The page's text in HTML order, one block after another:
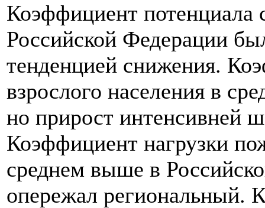
Коэффициент потенциала
Российской Федерации
тенденцией снижения.
взрослого населения в
но прирост интенсивней
Коэффициент нагрузки
среднем выше в
опережал региональный.